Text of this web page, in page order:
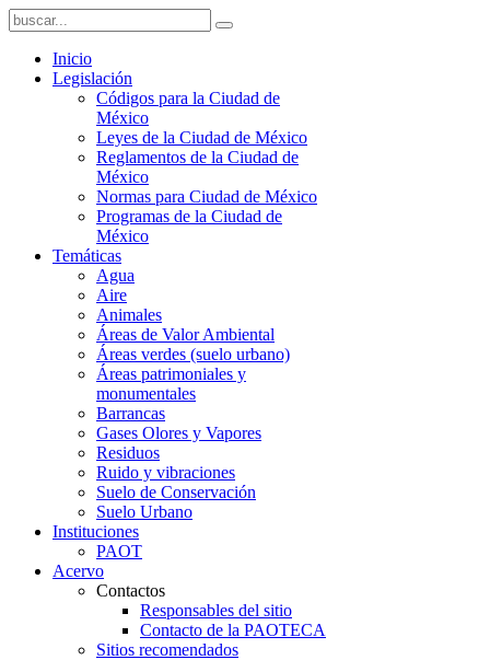
Inicio
Legislación
Códigos para la Ciudad de
México
Leyes de la Ciudad de México
Reglamentos de la Ciudad de
México
Normas para Ciudad de México
Programas de la Ciudad de
México
Temáticas
Agua
Aire
Animales
Áreas de Valor Ambiental
Áreas verdes (suelo urbano)
Áreas patrimoniales y
monumentales
Barrancas
Gases Olores y Vapores
Residuos
Ruido y vibraciones
Suelo de Conservación
Suelo Urbano
Instituciones
PAOT
Acervo
Contactos
Responsables del sitio
Contacto de la PAOTECA
Sitios recomendados